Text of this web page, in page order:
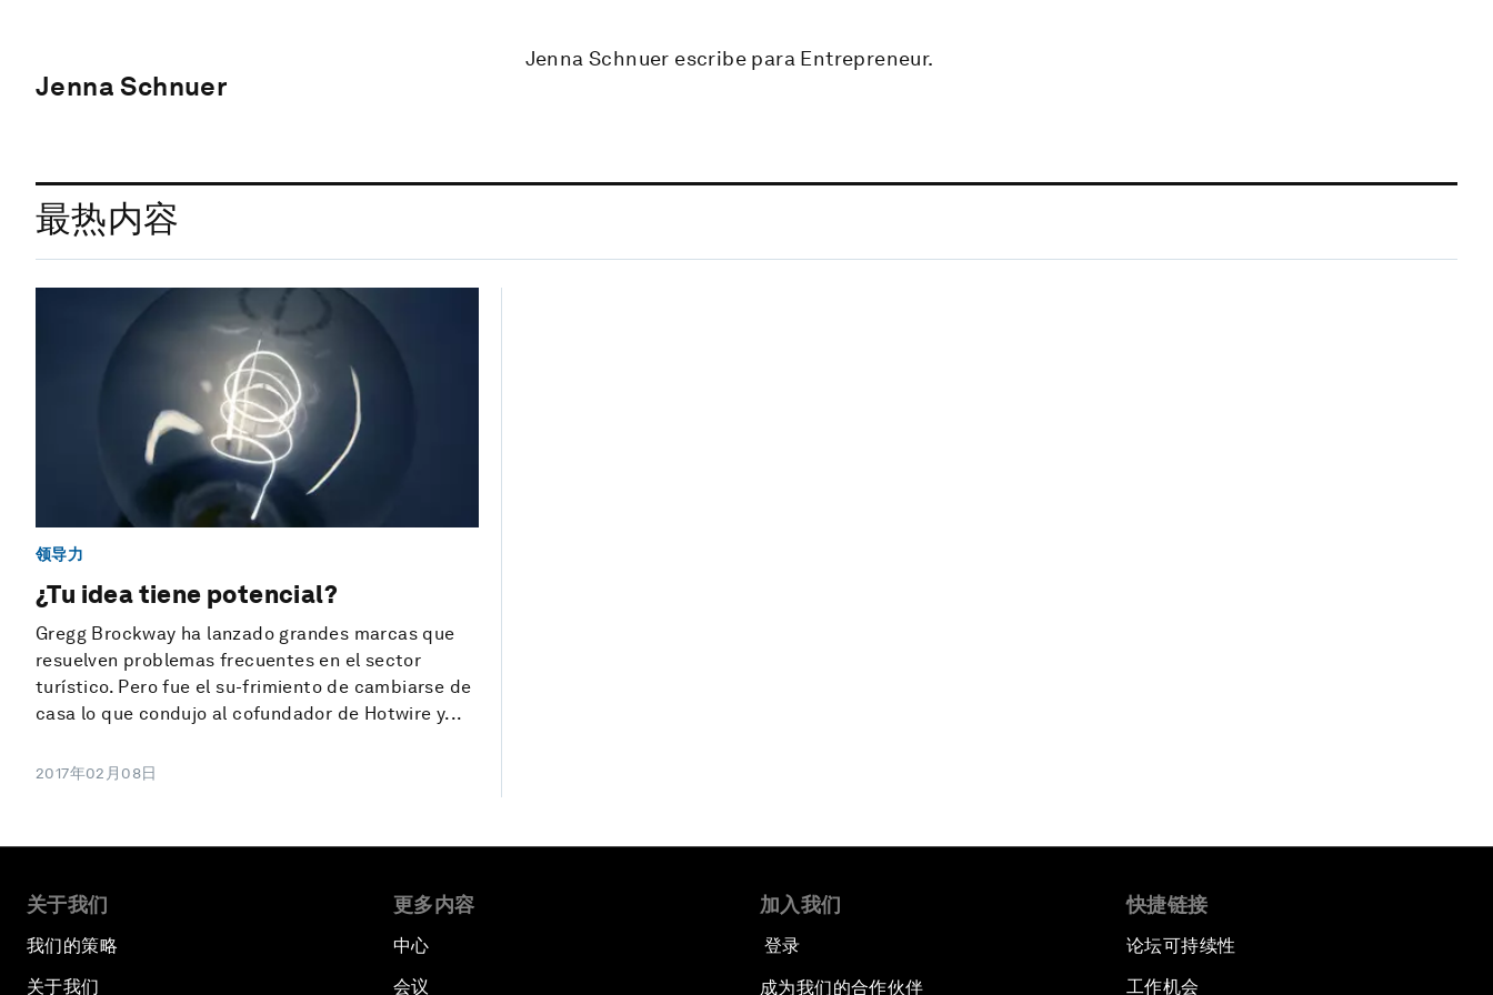
Jenna Schnuer
Jenna Schnuer escribe para Entrepreneur.
最热内容
领导力
¿Tu idea tiene potencial?
Gregg Brockway ha lanzado grandes marcas que
resuelven problemas frecuentes en el sector
turístico. Pero fue el su-frimiento de cambiarse de
casa lo que condujo al cofundador de Hotwire y...
2017年02月08日
关于我们
我们的策略
关于我们
更多内容
中心
会议
加入我们
登录
成为我们的合作伙伴
快捷链接
论坛可持续性
工作机会